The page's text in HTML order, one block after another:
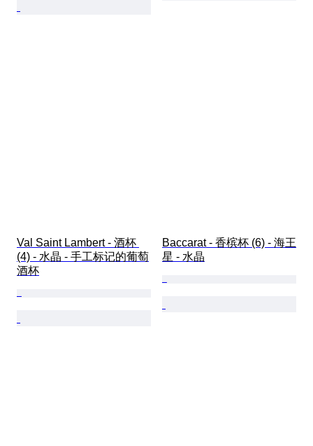
Val Saint Lambert - 酒杯
(4) - 水晶 - 手工标记的葡萄
酒杯
Baccarat - 香槟杯 (6) - 海王
星 - 水晶